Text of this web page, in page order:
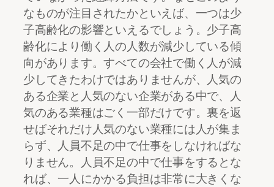
なものが注目されたかといえば、一つは少
子高齢化の影響といえるでしょう。少子高
齢化により働く人の人数が減少している傾
向があります。すべての会社で働く人が減
少してきたわけではありませんが、人気の
ある企業と人気のない企業がある中で、人
気のある業種はごく一部だけです。裏を返
せばそれだけ人気のない業種には人が集ま
らず、人員不足の中で仕事をしなければな
りません。人員不足の中で仕事をするとな
れば、一人にかかる負担は非常に大きくな